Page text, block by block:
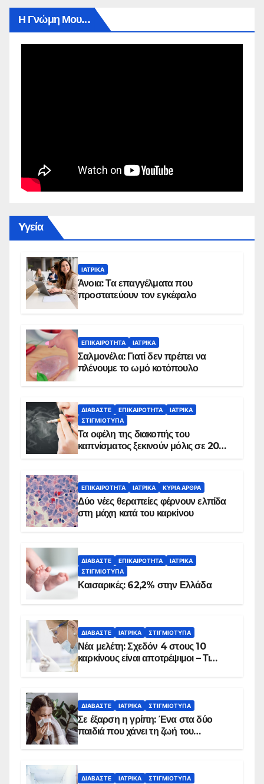
Η Γνώμη Μου…
Yγεία
ΙΑΤΡΙΚΆ
Άνοια: Τα επαγγέλματα που
προστατεύουν τον εγκέφαλο
ΕΠΙΚΑΙΡΌΤΗΤΑ ΙΑΤΡΙΚΆ
Σαλμονέλα: Γιατί δεν πρέπει να
πλένουμε το ωμό κοτόπουλο
ΔΙΑΒΆΣΤΕ ΕΠΙΚΑΙΡΌΤΗΤΑ
ΙΑΤΡΙΚΆ
ΣΤΙΓΜΙΌΤΥΠΑ
Τα οφέλη της διακοπής του
καπνίσματος ξεκινούν μόλις σε 20
ΕΠΙΚΑΙΡΌΤΗΤΑ ΙΑΤΡΙΚΆ ΚΥΡΙΑ ΑΡΘΡΑ
Δύο νέες θεραπείες φέρνουν ελπίδα
στη μάχη κατά του καρκίνου
ΔΙΑΒΆΣΤΕ ΕΠΙΚΑΙΡΌΤΗΤΑ
ΙΑΤΡΙΚΆ
ΣΤΙΓΜΙΌΤΥΠΑ
Καισαρικές: 62,2% στην Ελλάδα
ΔΙΑΒΆΣΤΕ ΙΑΤΡΙΚΆ ΣΤΙΓΜΙΌΤΥΠΑ
Νέα μελέτη: Σχεδόν 4 στους 10
καρκίνους είναι αποτρέψιμοι – Τι
ΔΙΑΒΆΣΤΕ ΙΑΤΡΙΚΆ ΣΤΙΓΜΙΌΤΥΠΑ
Σε έξαρση η γρίπη: Ένα στα δύο
παιδιά που χάνει τη ζωή του
ΔΙΑΒΆΣΤΕ ΙΑΤΡΙΚΆ ΣΤΙΓΜΙΌΤΥΠΑ